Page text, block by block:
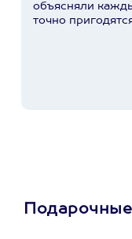
объясняли
точно